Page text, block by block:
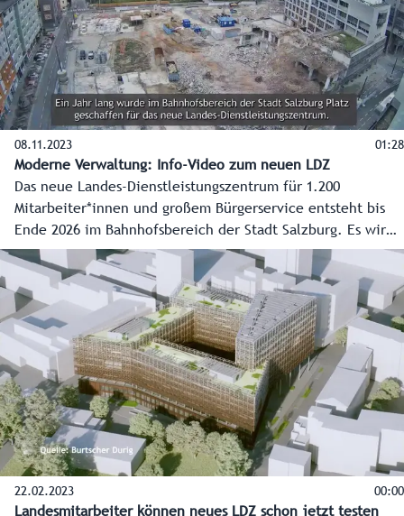
08.11.2023 01:28
Moderne Verwaltung: Info-Video zum neuen LDZ
Das neue Landes-Dienstleistungszentrum für 1.200
Mitarbeiter*innen und großem Bürgerservice entsteht bis
Ende 2026 im Bahnhofsbereich der Stadt Salzburg. Es wird
das modernste Verwaltungsgebäude Österreichs. Hier die
Eckpunkte zum Projekt mit dem Stand 8.11.2023.
22.02.2023 00:00
Landesmitarbeiter können neues LDZ schon jetzt testen